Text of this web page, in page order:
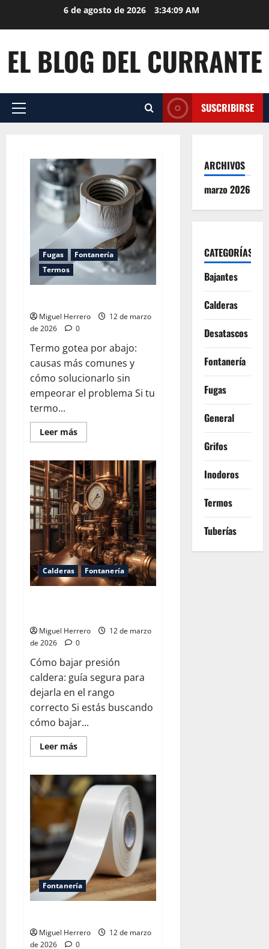
6 de agosto de 2026 3:34:10 AM
EL BLOG DEL CURRANTE
Menú
SUSCRIBIRSE
Fugas
Fontanería
Termos
Miguel Herrero
12 de marzo
de 2026
0
Termo gotea por abajo:
causas más comunes y
cómo solucionarlo sin
empeorar el problema Si tu
termo...
Leer másLeer
más
Termo
gotea
por
abajo
Calderas Fontanería
Miguel Herrero
12 de marzo
de 2026
0
Cómo bajar presión
caldera: guía segura para
dejarla en el rango
correcto Si estás buscando
cómo bajar...
Leer másLeer
más
Cómo
bajar
la
presión
de
la
Fontanería
Miguel Herrero
12 de marzo
de 2026
0
ARCHIVOS
marzo 2026
CATEGORÍAS
Bajantes
Calderas
Desatascos
Fontanería
Fugas
General
Grifos
Inodoros
Termos
Tuberías